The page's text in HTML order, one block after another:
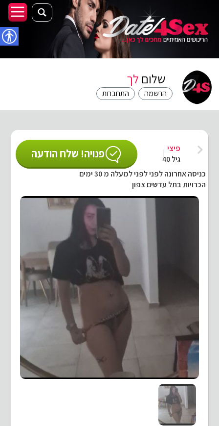
שלום לך
התחברות הרשמה
פנויה! שלח הודעה
פיצי
גיל 40
כניסה אחרונה לפני לפני למעלה מ 30 ימים
הכרויות בתל עדשים צפון